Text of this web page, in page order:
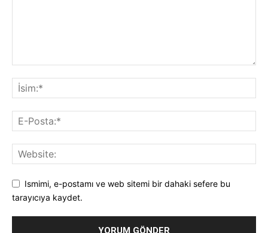
Ismimi, e-postamı ve web sitemi bir dahaki sefere bu
tarayıcıya kaydet.